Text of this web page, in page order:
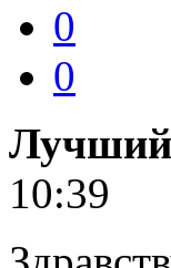
0
0
Лучший
10:39